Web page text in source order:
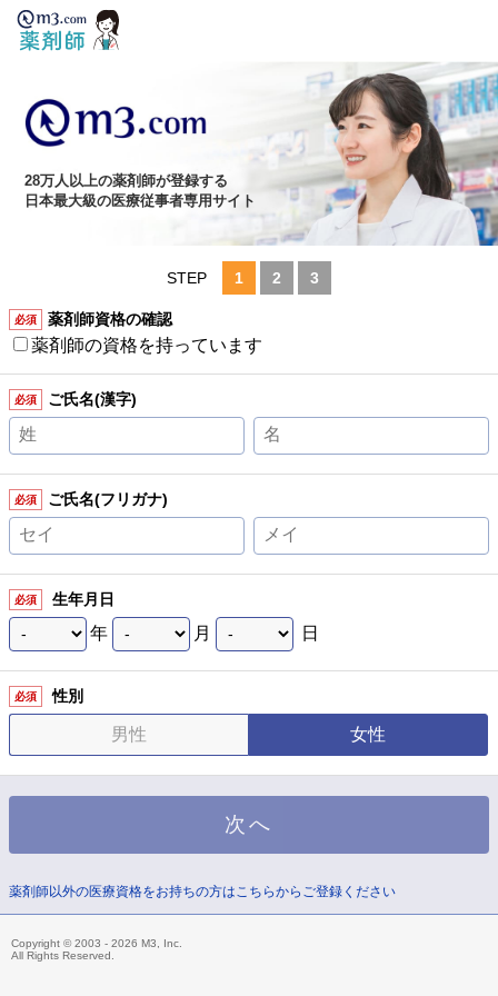
28万人以上の薬剤師が登録する
日本最大級の医療従事者専用サイト
STEP 1 2 3
必須 薬剤師資格の確認
薬剤師の資格を持っています
必須 ご氏名(漢字)
必須 ご氏名(フリガナ)
必須 生年月日
年 月 日
必須 性別
男性 女性
薬剤師以外の医療資格をお持ちの方はこちらからご登録ください
Copyright © 2003 - 2026 M3, Inc.
All Rights Reserved.